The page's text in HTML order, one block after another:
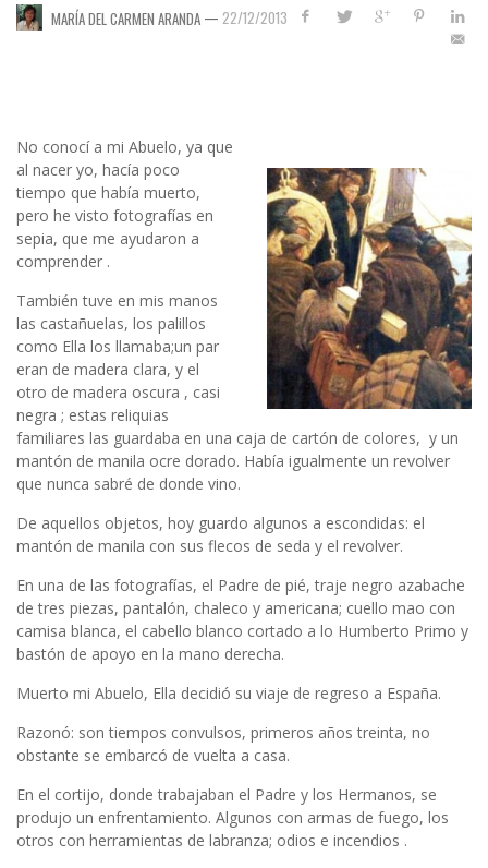
MARÍA DEL CARMEN ARANDA — 22/12/2013
No conocí a mi Abuelo, ya que
al nacer yo, hacía poco
tiempo que había muerto,
pero he visto fotografías en
sepia, que me ayudaron a
comprender .
También tuve en mis manos
las castañuelas, los palillos
como Ella los llamaba;un par
eran de madera clara, y el
otro de madera oscura , casi
negra ; estas reliquias
familiares las guardaba en una caja de cartón de colores, y un
mantón de manila ocre dorado. Había igualmente un revolver
que nunca sabré de donde vino.
De aquellos objetos, hoy guardo algunos a escondidas: el
mantón de manila con sus flecos de seda y el revolver.
En una de las fotografías, el Padre de pié, traje negro azabache
de tres piezas, pantalón, chaleco y americana; cuello mao con
camisa blanca, el cabello blanco cortado a lo Humberto Primo y
bastón de apoyo en la mano derecha.
Muerto mi Abuelo, Ella decidió su viaje de regreso a España.
Razonó: son tiempos convulsos, primeros años treinta, no
obstante se embarcó de vuelta a casa.
En el cortijo, donde trabajaban el Padre y los Hermanos, se
produjo un enfrentamiento. Algunos con armas de fuego, los
otros con herramientas de labranza; odios e incendios .